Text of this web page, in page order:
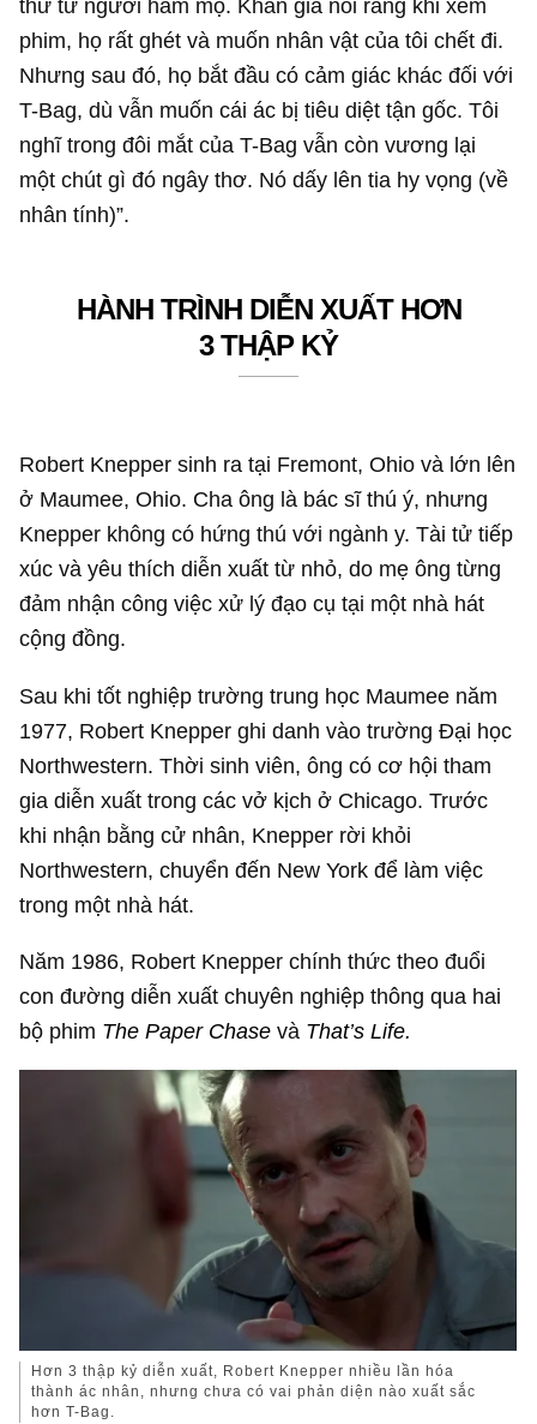
phim, họ rất ghét và muốn nhân vật của tôi chết đi.
Nhưng sau đó, họ bắt đầu có cảm giác khác đối với
T-Bag, dù vẫn muốn cái ác bị tiêu diệt tận gốc. Tôi
nghĩ trong đôi mắt của T-Bag vẫn còn vương lại
một chút gì đó ngây thơ. Nó dấy lên tia hy vọng (về
nhân tính)”.
HÀNH TRÌNH DIỄN XUẤT HƠN
3 THẬP KỶ
Robert Knepper sinh ra tại Fremont, Ohio và lớn lên
ở Maumee, Ohio. Cha ông là bác sĩ thú ý, nhưng
Knepper không có hứng thú với ngành y. Tài tử tiếp
xúc và yêu thích diễn xuất từ nhỏ, do mẹ ông từng
đảm nhận công việc xử lý đạo cụ tại một nhà hát
cộng đồng.
Sau khi tốt nghiệp trường trung học Maumee năm
1977, Robert Knepper ghi danh vào trường Đại học
Northwestern. Thời sinh viên, ông có cơ hội tham
gia diễn xuất trong các vở kịch ở Chicago. Trước
khi nhận bằng cử nhân, Knepper rời khỏi
Northwestern, chuyển đến New York để làm việc
trong một nhà hát.
Năm 1986, Robert Knepper chính thức theo đuổi
con đường diễn xuất chuyên nghiệp thông qua hai
bộ phim The Paper Chasevà That’s Life.
Hơn 3 thập kỷ diễn xuất, Robert Knepper nhiều lần hóa
thành ác nhân, nhưng chưa có vai phản diện nào xuất sắc
hơn T-Bag.